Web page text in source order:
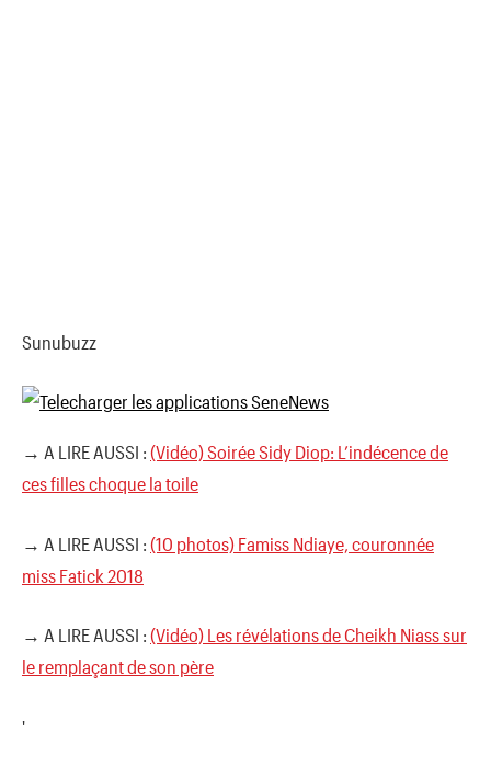
Sunubuzz
→ A LIRE AUSSI : (Vidéo) Soirée Sidy Diop: L’indécence de
ces filles choque la toile
→ A LIRE AUSSI : (10 photos) Famiss Ndiaye, couronnée
miss Fatick 2018
→ A LIRE AUSSI : (Vidéo) Les révélations de Cheikh Niass sur
le remplaçant de son père
'